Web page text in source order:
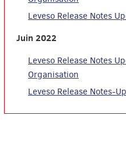
Leveso Release Notes
Juin 2022
Leveso Release Notes
Organisation
Leveso Release Notes-